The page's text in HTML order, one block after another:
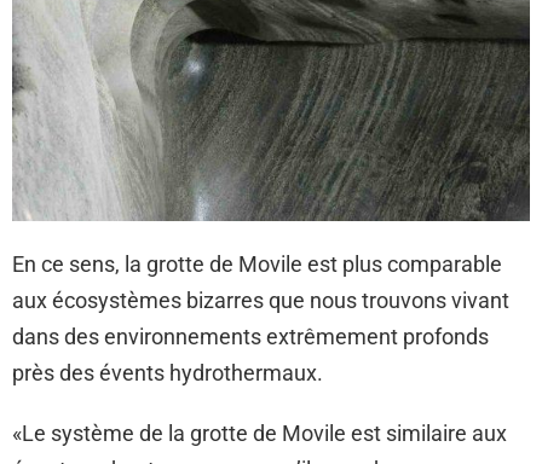
En ce sens, la grotte de Movile est plus comparable
aux écosystèmes bizarres que nous trouvons vivant
dans des environnements extrêmement profonds
près des évents hydrothermaux.
«Le système de la grotte de Movile est similaire aux